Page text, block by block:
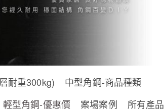
耐重300kg)
中型角鋼-商品種類
輕型角鋼-優惠價 案場案例 所有產品